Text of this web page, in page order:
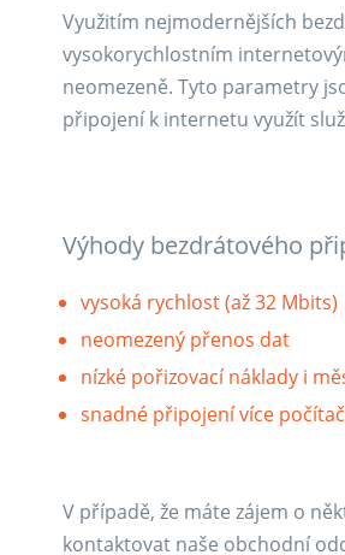
Využitím nejmodernějších
vysokorychlostním
neomezeně. Tyto parametry
připojení k internetu využít
Výhody bezdrátového
vysoká rychlost (až 32 Mbits)
neomezený přenos dat
nízké pořizovací náklady i
snadné připojení více
V případě, že máte zájem o
kontaktovat naše obchodní